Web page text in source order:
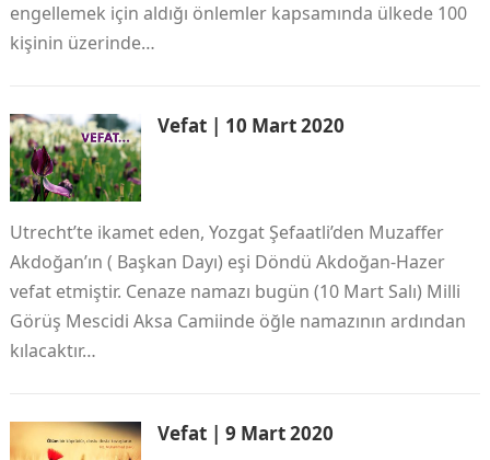
engellemek için aldığı önlemler kapsamında ülkede 100
kişinin üzerinde…
Vefat | 10 Mart 2020
Utrecht’te ikamet eden, Yozgat Şefaatli’den Muzaffer
Akdoğan’ın ( Başkan Dayı) eşi Döndü Akdoğan-Hazer
vefat etmiştir. Cenaze namazı bugün (10 Mart Salı) Milli
Görüş Mescidi Aksa Camiinde öğle namazının ardından
kılacaktır…
Vefat | 9 Mart 2020